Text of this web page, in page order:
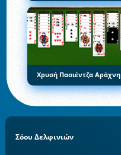
Χρυσή Πασιέντζα Αράχνη
Σόου Δελφινιών